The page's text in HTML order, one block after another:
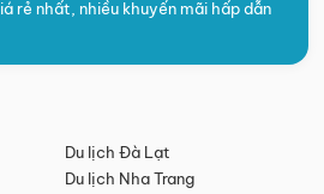
rẻ nhất, nhiều khuyến mãi hấp dẫn
Du lịch Đà Lạt
Du lịch Nha Trang